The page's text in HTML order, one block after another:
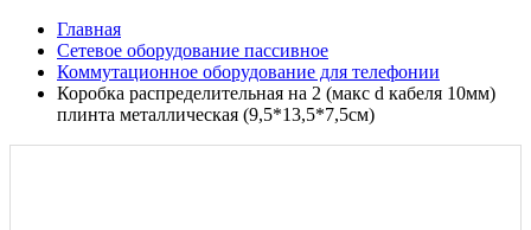
Главная
Сетевое оборудование пассивное
Коммутационное оборудование для телефонии
Коробка распределительная на 2 (макс d кабеля 10мм)
плинта металлическая (9,5*13,5*7,5см)